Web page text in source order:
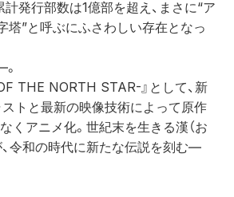
計発行部数は1億部を超え、まさに“ア
塔”と呼ぶにふさわしい存在となっ
THE NORTH STAR-』として、新
ストと最新の映像技術によって原作
くアニメ化。世紀末を生きる漢（お
、令和の時代に新たな伝説を刻む―